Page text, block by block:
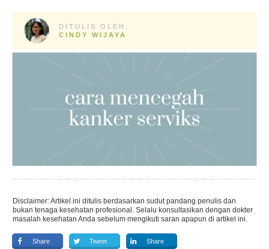
DITULIS OLEH:
CINDY WIJAYA
Disclaimer: Artikel ini ditulis berdasarkan sudut pandang penulis dan
bukan tenaga kesehatan profesional. Selalu konsultasikan dengan dokter
masalah kesehatan Anda sebelum mengikuti saran apapun di artikel ini.
Share Tweet Share